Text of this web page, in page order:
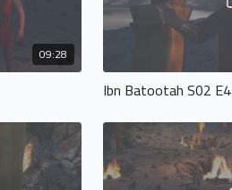
09:28
Ibn Batootah S02 E4